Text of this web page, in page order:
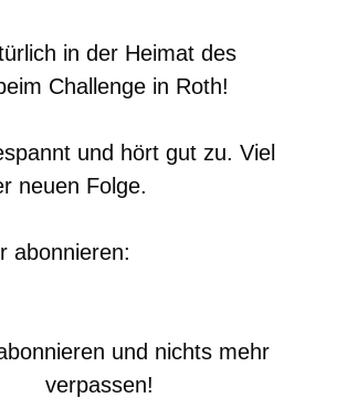
in der Heimat des
Challenge in Roth!
und hört gut zu. Viel
neuen Folge.
abonnieren:
und nichts mehr
verpassen!